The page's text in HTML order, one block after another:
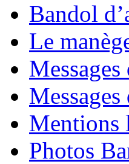
Bandol
Le
Messages
Messages
Mentions
Photos